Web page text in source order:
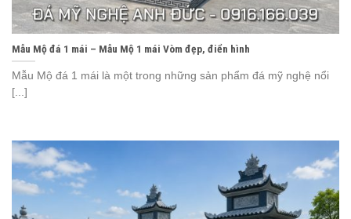
Mẫu Mộ đá 1 mái – Mẫu Mộ 1 mái Vòm đẹp, điển hình
Mẫu Mộ đá 1 mái là một trong những sản phẩm đá mỹ nghệ nổi
[...]